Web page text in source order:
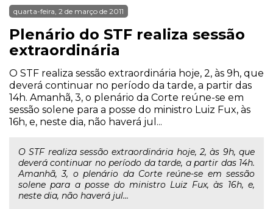
quarta-feira, 2 de março de 2011
Plenário do STF realiza sessão
extraordinária
O STF realiza sessão extraordinária hoje, 2, às 9h, que
deverá continuar no período da tarde, a partir das
14h. Amanhã, 3, o plenário da Corte reúne-se em
sessão solene para a posse do ministro Luiz Fux, às
16h, e, neste dia, não haverá jul...
O STF realiza sessão extraordinária hoje, 2, às 9h, que
deverá continuar no período da tarde, a partir das 14h.
Amanhã, 3, o plenário da Corte reúne-se em sessão
solene para a posse do ministro Luiz Fux, às 16h, e,
neste dia, não haverá jul...